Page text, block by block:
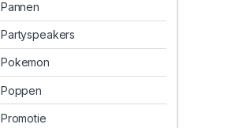
Pannen
Partyspeakers
Pokemon
Poppen
Promotie